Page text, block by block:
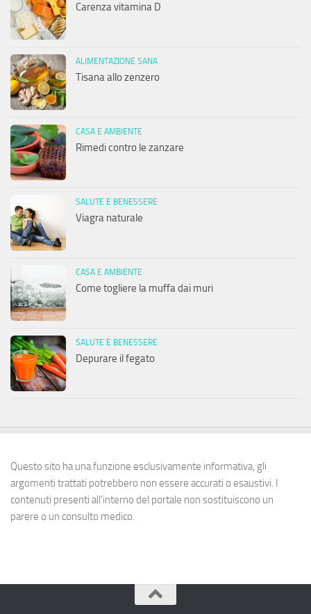
Carenza vitamina D
ALIMENTAZIONE SANA
Tisana allo zenzero
CASA E AMBIENTE
Rimedi contro le zanzare
SALUTE E BENESSERE
Viagra naturale
CASA E AMBIENTE
Come togliere la muffa dai muri
SALUTE E BENESSERE
Depurare il fegato
Questo sito ha una funzione esclusivamente informativa, gli
argomenti trattati potrebbero non essere accurati o esaustivi. I
contenuti presenti all’interno del portale non sostituiscono un
parere o un consulto medico.